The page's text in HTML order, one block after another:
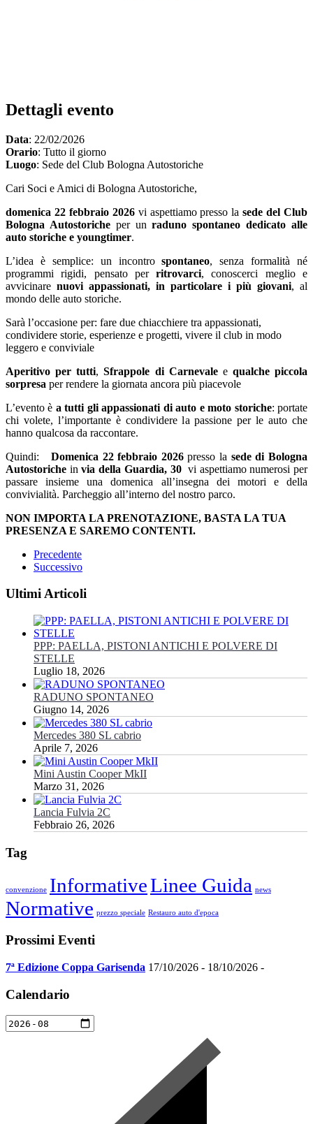
Dettagli evento
Data: 22/02/2026
Orario: Tutto il giorno
Luogo: Sede del Club Bologna Autostoriche
Cari Soci e Amici di Bologna Autostoriche,
domenica 22 febbraio 2026vi aspettiamo presso lasede del Club
Bologna Autostoricheper unraduno spontaneo dedicato alle
auto storiche e youngtimer.
L’idea è semplice: un incontrospontaneo, senza formalità né
programmi rigidi, pensato perritrovarci, conoscerci meglio e
avvicinare nuovi appassionati, in particolare i più giovani, al
mondo delle auto storiche.
Sarà l’occasione per: fare due chiacchiere tra appassionati,
condividere storie, esperienze e progetti, vivere il club in modo
leggero e conviviale
Aperitivo per tutti,Sfrappole di Carnevalee qualche piccola
sorpresa per rendere la giornata ancora più piacevole
L’evento è a tutti gli appassionati di auto e moto storiche: portate
chi volete, l’importante è condividere la passione per le auto che
hanno qualcosa da raccontare.
Quindi: Domenica 22 febbraio 2026presso la sede di Bologna
Autostoriche invia della Guardia, 30vi aspettiamo numerosi per
passare insieme una domenica all’insegna dei motori e della
convivialità. Parcheggio all’interno del nostro parco.
NON IMPORTA LA PRENOTAZIONE, BASTA LA TUA
PRESENZA E SAREMO CONTENTI.
Precedente
Successivo
Ultimi Articoli
PPP: PAELLA, PISTONI ANTICHI E POLVERE DI
STELLE
Luglio 18, 2026
RADUNO SPONTANEO
Giugno 14, 2026
Mercedes 380 SL cabrio
Aprile 7, 2026
Mini Austin Cooper MkII
Marzo 31, 2026
Lancia Fulvia 2C
Febbraio 26, 2026
Tag
convenzione InformativeLinee Guida news
Normative prezzo speciale Restauro auto d'epoca
Prossimi Eventi
7ª Edizione Coppa Garisenda 17/10/2026 - 18/10/2026 -
Calendario